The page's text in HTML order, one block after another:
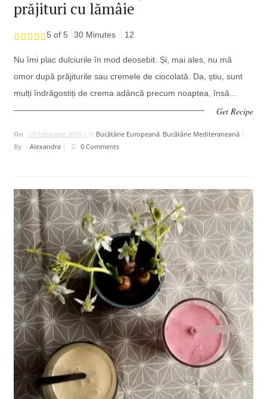
prăjituri cu lămâie
5 of 5 30 Minutes 12
Nu îmi plac dulciurile în mod deosebit. Și, mai ales, nu mă
omor după prăjiturile sau cremele de ciocolată. Da, știu, sunt
mulți îndrăgostiți de crema adâncă precum noaptea, însă...
Get Recipe
On 19 Februarie 2016 | In Bucătărie Europeană, Bucătărie Mediteraneană|
By
Alexandra| 0 Comments